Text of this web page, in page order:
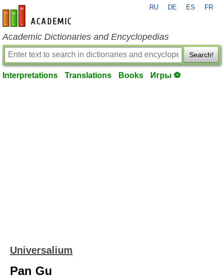
en-academic.com
RU DE ES FR
Academic Dictionaries and Encyclopedias
Search!
Interpretations Translations Books Игры ⚽
Universalium
Pan Gu